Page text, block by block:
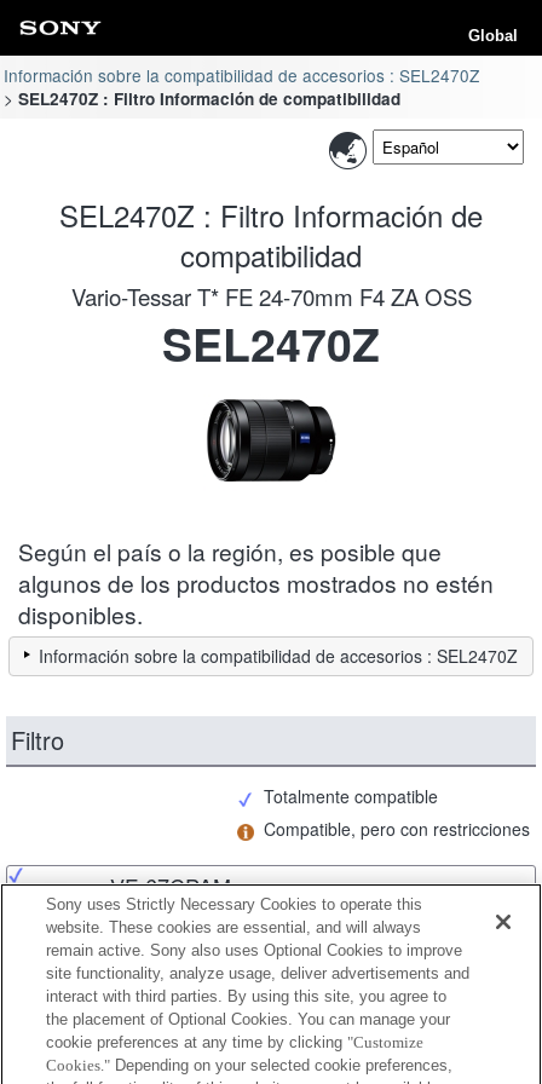
Global
Información sobre la compatibilidad de accesorios : SEL2470Z
SEL2470Z : Filtro Información de compatibilidad
SEL2470Z : Filtro Información de
compatibilidad
Vario-Tessar T* FE 24-70mm F4 ZA OSS
SEL2470Z
Según el país o la región, es posible que
algunos de los productos mostrados no estén
disponibles.
Información sobre la compatibilidad de accesorios : SEL2470Z
Filtro
Totalmente compatible
Compatible, pero con restricciones
VF-67CPAM
VF-67CPAM2
Sony uses Strictly Necessary Cookies to operate this
website. These cookies are essential, and will always
remain active. Sony also uses Optional Cookies to improve
site functionality, analyze usage, deliver advertisements and
interact with third parties. By using this site, you agree to
the placement of Optional Cookies. You can manage your
cookie preferences at any time by clicking "Customize
Cookies." Depending on your selected cookie preferences,